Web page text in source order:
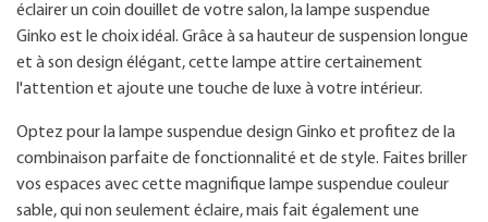
éclairer un coin douillet de votre salon, la lampe suspendue
Ginko est le choix idéal. Grâce à sa hauteur de suspension longue
et à son design élégant, cette lampe attire certainement
l'attention et ajoute une touche de luxe à votre intérieur.
Optez pour la lampe suspendue design Ginko et profitez de la
combinaison parfaite de fonctionnalité et de style. Faites briller
vos espaces avec cette magnifique lampe suspendue couleur
sable, qui non seulement éclaire, mais fait également une